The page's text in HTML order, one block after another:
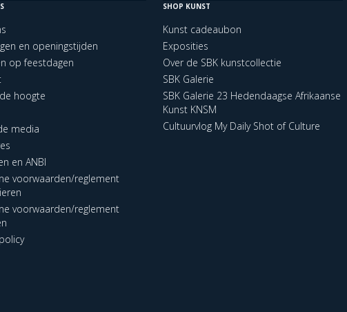
en openingstijden
op feestdagen
hoogte
media
en ANBI
voorwaarden/reglement
voorwaarden/reglement
SHOP KUNST
Kunst cadeaubon
Exposities
Over de SBK kunstcollectie
SBK Galerie
SBK Galerie 23 Hedendaagse Afrikaanse
Kunst KNSM
Cultuurvlog My Daily Shot of Culture